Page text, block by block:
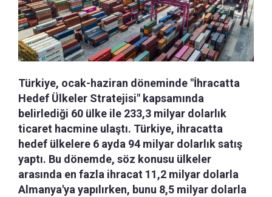
Türkiye, ocak-haziran döneminde "İhracatta
Hedef Ülkeler Stratejisi" kapsamında
belirlediği 60 ülke ile 233,3 milyar dolarlık
ticaret hacmine ulaştı. Türkiye, ihracatta
hedef ülkelere 6 ayda 94 milyar dolarlık satış
yaptı. Bu dönemde, söz konusu ülkeler
arasında en fazla ihracat 11,2 milyar dolarla
Almanya'ya yapılırken, bunu 8,5 milyar dolarla